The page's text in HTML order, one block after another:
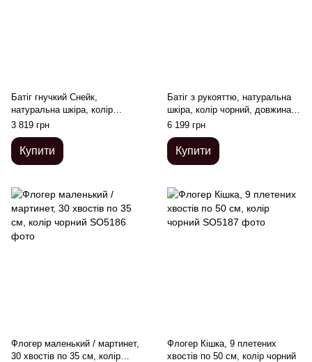
Батіг гнучкий Снейк,
натуральна шкіра, колір
чорний, довжина - 80 см
3 819 грн
Купити
Батіг з рукояттю, натуральна
шкіра, колір чорний, довжина -
120 см
6 199 грн
Купити
Флогер маленький / мартинет,
30 хвостів по 35 см, колір
Флогер Кішка, 9 плетених
хвостів по 50 см, колір чорний